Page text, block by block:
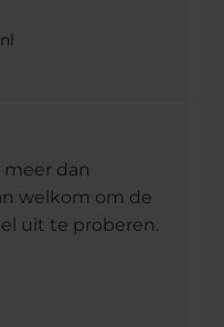
dan
welkom om de
uit te proberen.